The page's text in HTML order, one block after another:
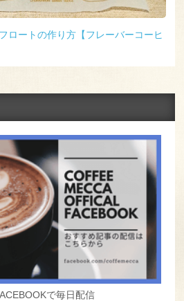
ロートの作り方【フレーバーコーヒ
で毎日配信